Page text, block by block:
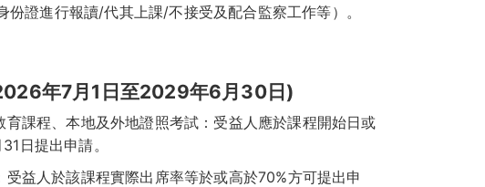
證進行報讀/代其上課/不接受及配合監察工作等）。
年7月1日至2029年6月30日)
課程、本地及外地證照考試：受益人應於課程開始日或
日提出申請。
益人於該課程實際出席率等於或高於70%方可提出申